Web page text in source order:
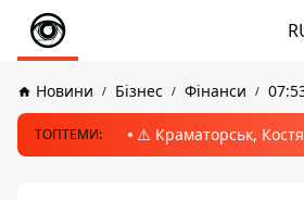
Новини Бізнес Фінанси
ТОПТЕМИ: ⚠️ Краматорськ,